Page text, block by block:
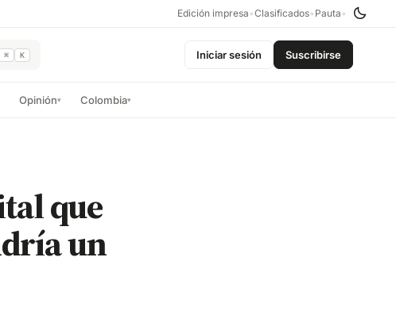
Edición impresa •Clasificados• Pauta •
⌘ K Iniciar sesión Suscribirse
Opinión▾ Colombia▾
que
un